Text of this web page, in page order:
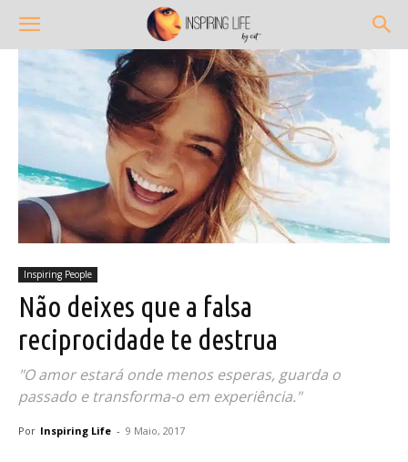
Inspiring People
Não deixes que a falsa
reciprocidade te destrua
"O amor estará onde menos esperas, guarda o
passado e transforma-o em experiência."
Por Inspiring Life - 9 Maio, 2017